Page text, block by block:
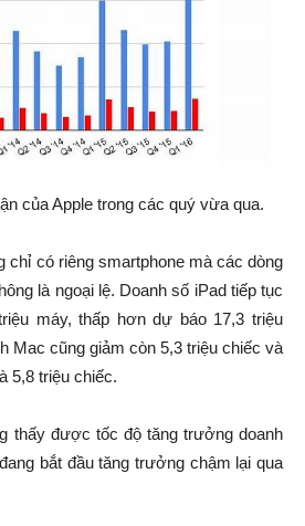
của Apple trong các quý vừa qua.
chỉ có riêng smartphone mà các dòng
là ngoại lệ. Doanh số iPad tiếp tục
máy, thấp hơn dự báo 17,3 triệu
Mac cũng giảm còn 5,3 triệu chiếc và
5,8 triệu chiếc.
thấy được tốc độ tăng trưởng doanh
bắt đầu tăng trưởng chậm lại qua